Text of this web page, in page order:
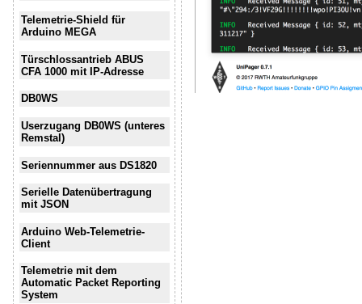
Telemetrie-Shield für
Arduino MEGA
Türschlossantrieb ABUS
CFA 1000 mit IP-Adresse
DB0WS
Userzugang DB0WS (unteres
Remstal)
Seriennummer aus DS1820
Serielle Datenübertragung
mit JSON
Arduino Web-Telemetrie-
Client
Telemetrie mit dem
Automatic Packet Reporting
System